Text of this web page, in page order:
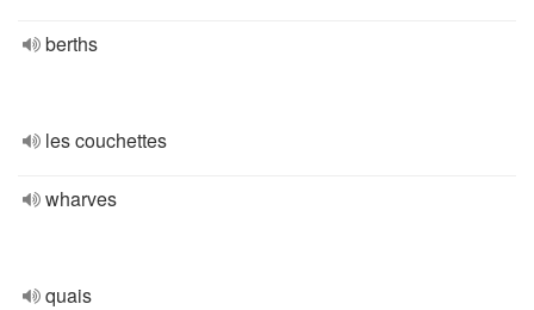
berths
les couchettes
wharves
quais